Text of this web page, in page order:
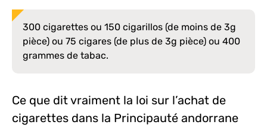
300 cigarettes ou 150 cigarillos (de moins de 3g
pièce) ou 75 cigares (de plus de 3g pièce) ou 400
grammes de tabac.
Ce que dit vraiment la loi sur l’achat de
cigarettes dans la Principauté andorrane